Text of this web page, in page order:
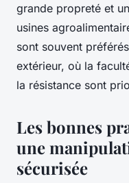
grande propreté et
usines
sont souvent
extérieur, où la
la résistance sont
Les bonnes
une
sécurisée